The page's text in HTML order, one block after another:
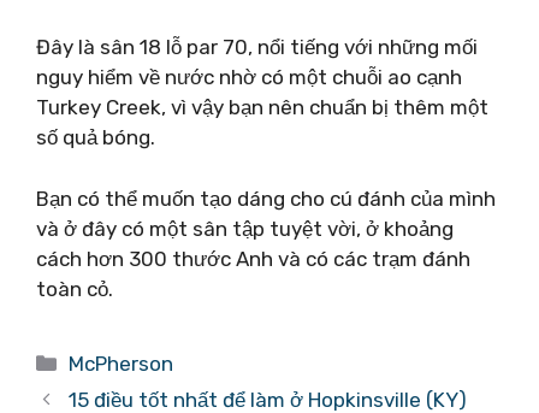
Đây là sân 18 lỗ par 70, nổi tiếng với những mối
nguy hiểm về nước nhờ có một chuỗi ao cạnh
Turkey Creek, vì vậy bạn nên chuẩn bị thêm một
số quả bóng.
Bạn có thể muốn tạo dáng cho cú đánh của mình
và ở đây có một sân tập tuyệt vời, ở khoảng
cách hơn 300 thước Anh và có các trạm đánh
toàn cỏ.
Danh
mục
McPherson
15 điều tốt nhất để làm ở Hopkinsville (KY)